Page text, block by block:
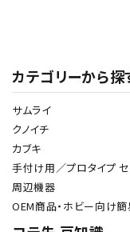
schedule
カテゴリーから探
サムライ
クノイチ
カブキ
手付け用／プロタイプ
周辺機器
OEM商品・ホビー向け